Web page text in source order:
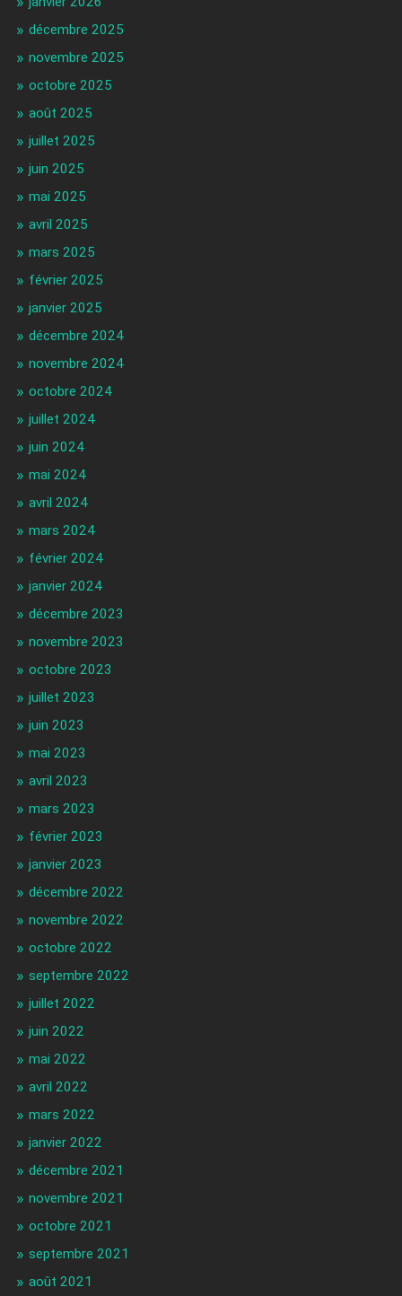
décembre 2025
novembre 2025
octobre 2025
août 2025
juillet 2025
juin 2025
mai 2025
avril 2025
mars 2025
février 2025
janvier 2025
décembre 2024
novembre 2024
octobre 2024
juillet 2024
juin 2024
mai 2024
avril 2024
mars 2024
février 2024
janvier 2024
décembre 2023
novembre 2023
octobre 2023
juillet 2023
juin 2023
mai 2023
avril 2023
mars 2023
février 2023
janvier 2023
décembre 2022
novembre 2022
octobre 2022
septembre 2022
juillet 2022
juin 2022
mai 2022
avril 2022
mars 2022
janvier 2022
décembre 2021
novembre 2021
octobre 2021
septembre 2021
août 2021